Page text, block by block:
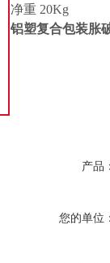
净重 20Kg
铝塑复合包装胀
产品
您的单位